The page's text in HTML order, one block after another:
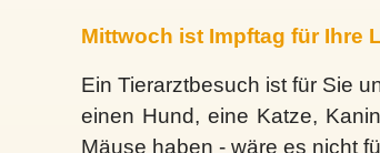
Mittwoch ist Impftag für Ihre
Ein Tierarztbesuch ist für Sie
einen Hund, eine Katze,
Mäuse haben - wäre es nicht